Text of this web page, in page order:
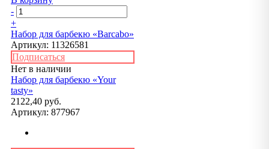
-
+
Набор для барбекю «Barcabo»
Артикул: 11326581
Подписаться
Нет в наличии
Набор для барбекю «Your
tasty»
2122,40 руб.
Артикул: 877967